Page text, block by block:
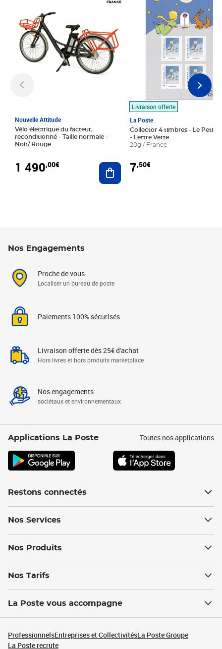
Nouvelle Attitude
Vélo électrique du facteur,
reconditionné - Taille normale -
Noir/ Rouge
1 490,00€ Ajouter au panier
Livraison offerte
La Poste
Collector 4 timbres - Le Petit
- Lettre Verte
20g / France
7,50€
Nos Engagements
Proche de vous
Localiser un bureau de poste
Paiements 100% sécurisés
Livraison offerte dès 25€ d'achat
Hors livres et hors produits marketplace
Nos engagements
sociétaux et environnementaux
Applications La Poste Toutes nos applications
Restons connectés
Nos Services
Nos Produits
Nos Tarifs
La Poste vous accompagne
ProfessionnelsEntreprises et CollectivitésLa Poste Groupe
La Poste recrute